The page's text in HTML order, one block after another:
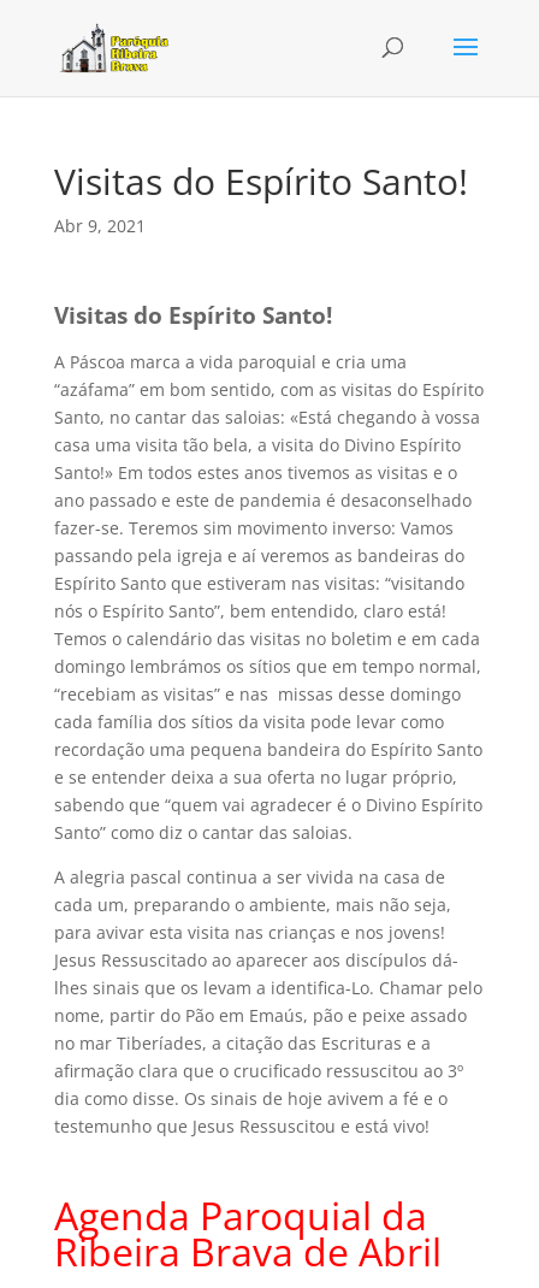
Visitas do Espírito Santo!
Abr 9, 2021
Visitas do Espírito Santo!
A Páscoa marca a vida paroquial e cria uma
“azáfama” em bom sentido, com as visitas do Espírito
Santo, no cantar das saloias: «Está chegando à vossa
casa uma visita tão bela, a visita do Divino Espírito
Santo!» Em todos estes anos tivemos as visitas e o
ano passado e este de pandemia é desaconselhado
fazer-se. Teremos sim movimento inverso: Vamos
passando pela igreja e aí veremos as bandeiras do
Espírito Santo que estiveram nas visitas: “visitando
nós o Espírito Santo”, bem entendido, claro está!
Temos o calendário das visitas no boletim e em cada
domingo lembrámos os sítios que em tempo normal,
“recebiam as visitas” e nas missas desse domingo
cada família dos sítios da visita pode levar como
recordação uma pequena bandeira do Espírito Santo
e se entender deixa a sua oferta no lugar próprio,
sabendo que “quem vai agradecer é o Divino Espírito
Santo” como diz o cantar das saloias.
A alegria pascal continua a ser vivida na casa de
cada um, preparando o ambiente, mais não seja,
para avivar esta visita nas crianças e nos jovens!
Jesus Ressuscitado ao aparecer aos discípulos dá-
lhes sinais que os levam a identifica-Lo. Chamar pelo
nome, partir do Pão em Emaús, pão e peixe assado
no mar Tiberíades, a citação das Escrituras e a
afirmação clara que o crucificado ressuscitou ao 3º
dia como disse. Os sinais de hoje avivem a fé e o
testemunho que Jesus Ressuscitou e está vivo!
Agenda Paroquial da
Ribeira Brava de Abril